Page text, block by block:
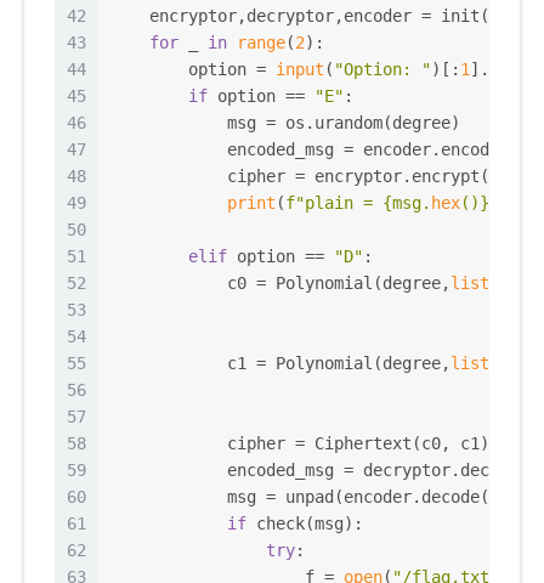
42
43
44
45
46
47
48
49
50
51
52
53
54
55
56
57
58
59
60
61
62
63
encryptor,decryptor,encoder =
for
in range(2):
        option =
input ( "Option: ")[: 1
if option == "E" :
            msg = os.urandom(degree)
            encoded_msg = encoder.encode(
cipher =
print (f"plain = {msg. hex()}
elif option == "D" :
            c0 = Polynomial(degree,
list
            c1 = Polynomial(degree,
list
            cipher = Ciphertext(c0, c1)
encoded_msg =
msg =
if check(msg):
try:
                    f =
open( "/flag.txt"